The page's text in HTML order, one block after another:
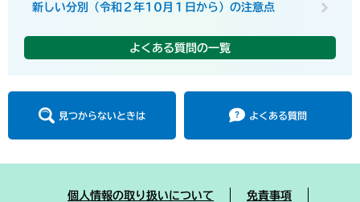
新しい分別（令和２年10月１日から）の注意点
よくある質問の一覧
見つからないときは よくある質問
個人情報の取り扱いについて 免責事項